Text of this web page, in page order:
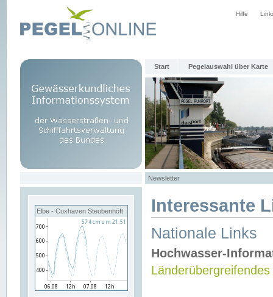
Hilfe
Start Pegelauswahl über Karte
Newsletter
Elbe - Cuxhaven Steubenhöft Interessante
Nationale Links
Hochwasser-